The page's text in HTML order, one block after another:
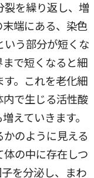
裂を繰り返し、増
端にある、染色
う部分が短くな
で短くなると細
。これを老化細
で生じる活性酸
えていきます。
のように見える
の中に存在しつ
を分泌し、まわ